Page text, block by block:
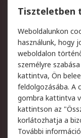
Regisztráció
Szolgáltatások
Jogi
Adatvédelmi
szabályzat
Cookie
Webhelyre
feltételek
Tiszteletben
Weboldalunkon
használunk, hogy
weboldalon
személyre
kattintva, Ön
feldolgozásába. A
gombra kattintva
kattintson az
korlátozhatja a
További